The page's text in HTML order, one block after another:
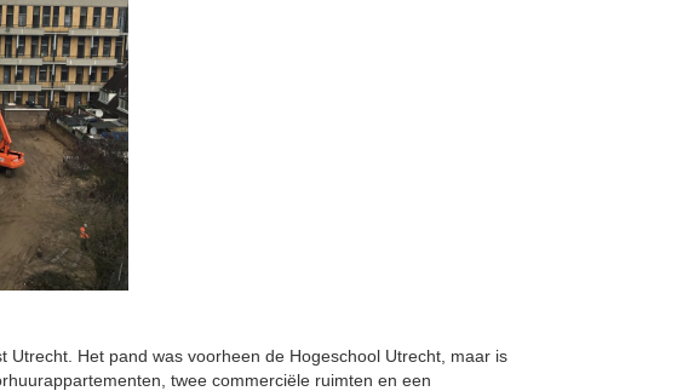
Utrecht. Het pand was voorheen de Hogeschool Utrecht, maar is
twee commerciële ruimten en een